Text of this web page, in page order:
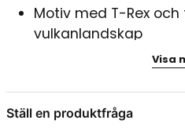
Motiv med T-Rex
vulkanlandskap
Tillverkade av papper
Skapa en magisk stämning
Visa
Ställ en produktfråga